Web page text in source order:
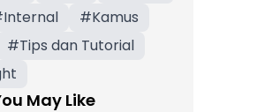
Internal #Kamus
#Tips dan Tutorial
May Like